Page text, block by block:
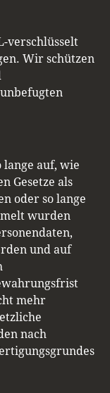
verschlüsselt
Wir schützen
auf, wie
Gesetze als
oder so lange
wurden
und auf
mehr
nach